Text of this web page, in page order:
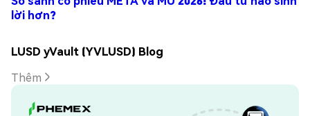
lời hơn?
LUSD yVault (YVLUSD) Blog
Thêm